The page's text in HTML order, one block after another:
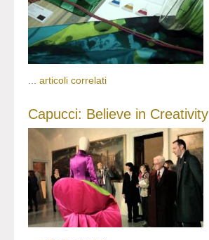
... articoli correlati
Capucci: Believe in Creativity